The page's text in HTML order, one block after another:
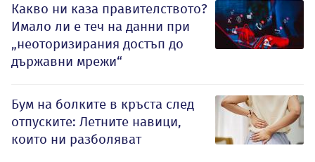
Какво ни каза правителството?
Имало ли е теч на данни при
„неоторизирания достъп до
държавни мрежи“
Бум на болките в кръста след
отпуските: Летните навици,
които ни разболяват